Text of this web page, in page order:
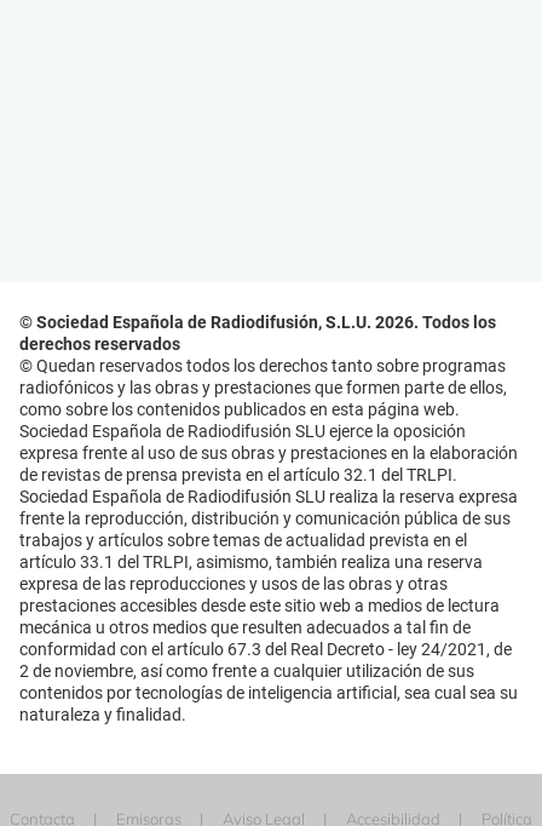
© Sociedad Española de Radiodifusión, S.L.U. 2026. Todos los
derechos reservados
© Quedan reservados todos los derechos tanto sobre programas
radiofónicos y las obras y prestaciones que formen parte de ellos,
como sobre los contenidos publicados en esta página web.
Sociedad Española de Radiodifusión SLU ejerce la oposición
expresa frente al uso de sus obras y prestaciones en la elaboración
de revistas de prensa prevista en el artículo 32.1 del TRLPI.
Sociedad Española de Radiodifusión SLU realiza la reserva expresa
frente la reproducción, distribución y comunicación pública de sus
trabajos y artículos sobre temas de actualidad prevista en el
artículo 33.1 del TRLPI, asimismo, también realiza una reserva
expresa de las reproducciones y usos de las obras y otras
prestaciones accesibles desde este sitio web a medios de lectura
mecánica u otros medios que resulten adecuados a tal fin de
conformidad con el artículo 67.3 del Real Decreto - ley 24/2021, de
2 de noviembre, así como frente a cualquier utilización de sus
contenidos por tecnologías de inteligencia artificial, sea cual sea su
naturaleza y finalidad.
Contacta Emisoras Aviso Legal Accesibilidad Política